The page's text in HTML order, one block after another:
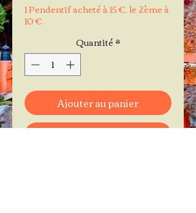
1 Pendentif acheté à 15 €, le 2ème à
10 €
Quantité*
Ajouter au panier